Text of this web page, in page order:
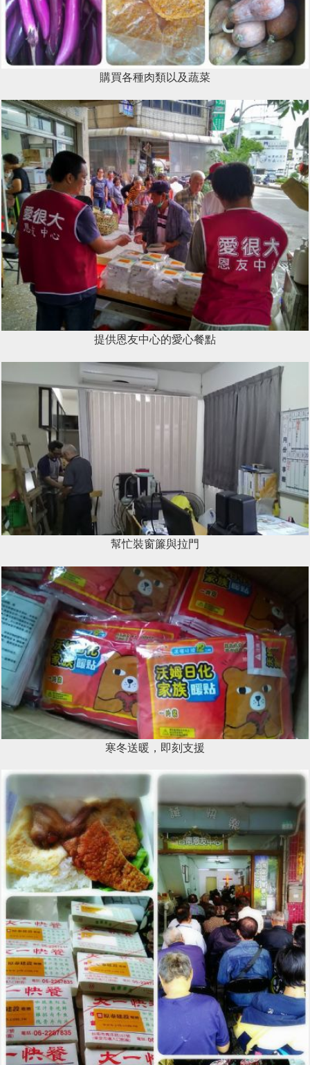
購買各種肉類以及蔬菜
提供恩友中心的愛心餐點
幫忙裝窗簾與拉門
寒冬送暖，即刻支援